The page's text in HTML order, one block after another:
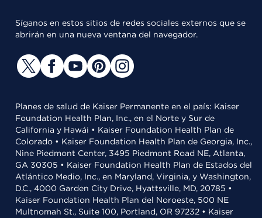
Síganos en estos sitios de redes sociales externos que se
abrirán en una nueva ventana del navegador.
Planes de salud de Kaiser Permanente en el país: Kaiser
Foundation Health Plan, Inc., en el Norte y Sur de
California y Hawái • Kaiser Foundation Health Plan de
Colorado • Kaiser Foundation Health Plan de Georgia, Inc.,
Nine Piedmont Center, 3495 Piedmont Road NE, Atlanta,
GA 30305 • Kaiser Foundation Health Plan de Estados del
Atlántico Medio, Inc., en Maryland, Virginia, y Washington,
D.C., 4000 Garden City Drive, Hyattsville, MD, 20785 •
Kaiser Foundation Health Plan del Noroeste, 500 NE
Multnomah St., Suite 100, Portland, OR 97232 • Kaiser